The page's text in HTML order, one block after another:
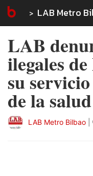
LAB Metro
LAB
ilegales
su
de la salud
LAB Metro Bilbao